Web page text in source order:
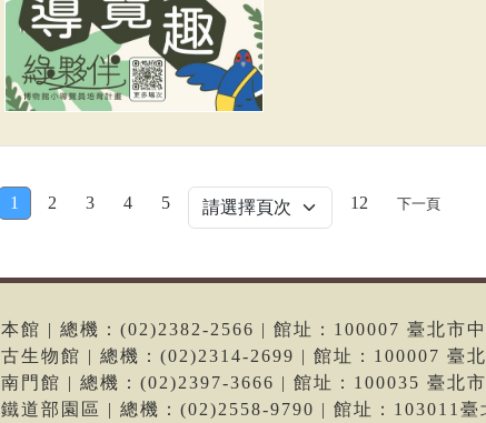
1 2 3 4 5 12 下一頁
本館 | 總機：(02)2382-2566 | 館址：100007 臺北市
古生物館 | 總機：(02)2314-2699 | 館址：100007 臺
南門館 | 總機：(02)2397-3666 | 館址：100035 臺北
鐵道部園區 | 總機：(02)2558-9790 | 館址：103011臺